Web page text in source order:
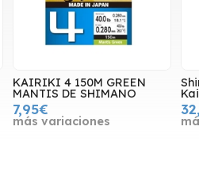
KAIRIKI 4 150M GREEN
MANTIS DE SHIMANO
7,95€
más variaciones